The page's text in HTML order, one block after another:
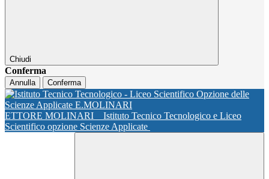
Chiudi
Conferma
Annulla Conferma
ETTORE MOLINARI
Istituto Tecnico Tecnologico e Liceo
Scientifico opzione Scienze Applicate